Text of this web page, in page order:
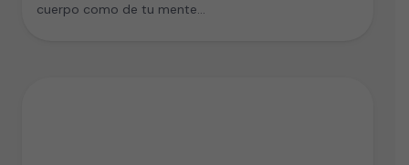
cuerpo como de tu mente…